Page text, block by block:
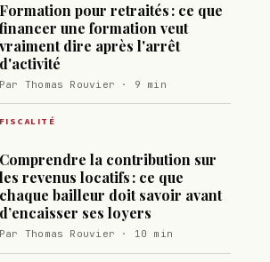
Formation pour retraités : ce que
financer une formation veut
vraiment dire après l'arrêt
d'activité
Par Thomas Rouvier · 9 min
FISCALITÉ
Comprendre la contribution sur
les revenus locatifs : ce que
chaque bailleur doit savoir avant
d’encaisser ses loyers
Par Thomas Rouvier · 10 min